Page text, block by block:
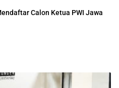
Calon Ketua PWI Jawa